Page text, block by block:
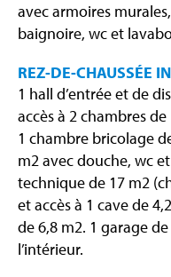
avec armoires
baignoire, wc et
REZ-DE-CHAUSSÉE
1 hall d’entrée et de
accès à 2 chambres
1 chambre bricolage
m2 avec douche, wc
technique de 17 m2
et accès à 1 cave de
de 6,8 m2. 1 garage
l’intérieur.